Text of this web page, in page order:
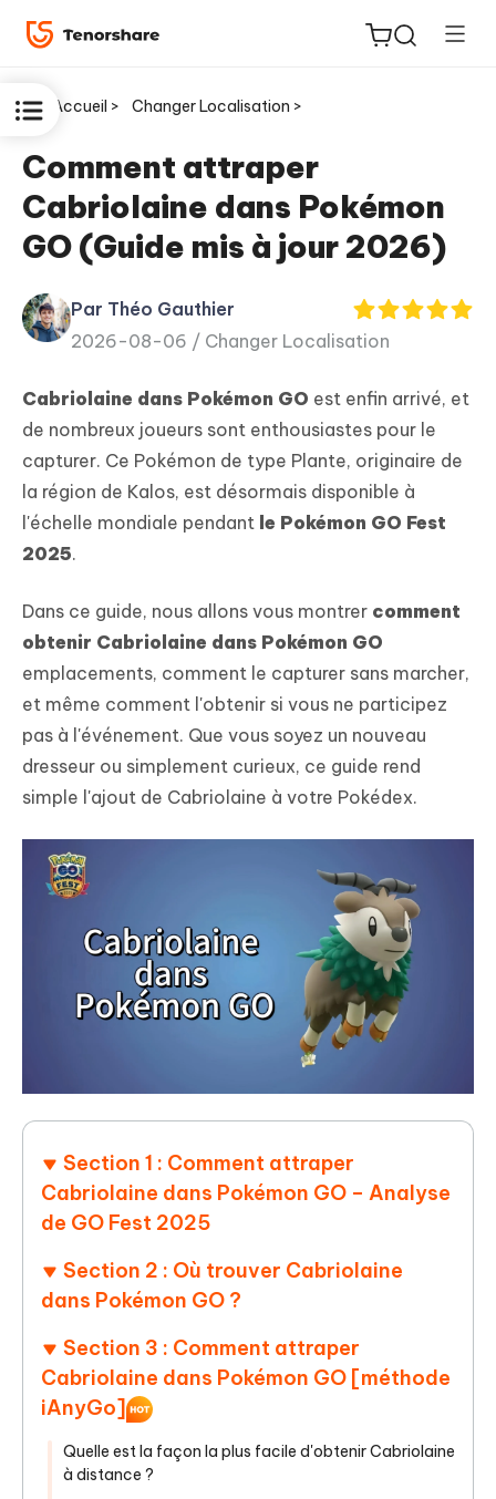
ReiBoot
for iOS
PDNob
PDF
New
iAnyGo
Accueil > Changer Localisation >
Comment attraper
Cabriolaine dans Pokémon
GO (Guide mis à jour 2026)
Par Théo Gauthier
2026-08-06 / Changer Localisation
Cabriolaine dans Pokémon GO est enfin arrivé, et
de nombreux joueurs sont enthousiastes pour le
capturer. Ce Pokémon de type Plante, originaire de
la région de Kalos, est désormais disponible à
l'échelle mondiale pendant le Pokémon GO Fest
2025.
Dans ce guide, nous allons vous montrer comment
obtenir Cabriolaine dans Pokémon GO
emplacements, comment le capturer sans marcher,
et même comment l'obtenir si vous ne participez
pas à l'événement. Que vous soyez un nouveau
dresseur ou simplement curieux, ce guide rend
simple l'ajout de Cabriolaine à votre Pokédex.
Section 1 : Comment attraper
Cabriolaine dans Pokémon GO – Analyse
de GO Fest 2025
Section 2 : Où trouver Cabriolaine
dans Pokémon GO ?
Section 3 : Comment attraper
Cabriolaine dans Pokémon GO [méthode
iAnyGo]
Quelle est la façon la plus facile d'obtenir Cabriolaine
à distance ?